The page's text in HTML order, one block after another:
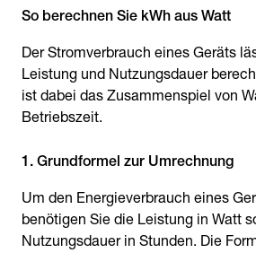
So berechnen Sie kWh aus Watt
Der Stromverbrauch eines Geräts
Leistung und Nutzungsdauer
ist dabei das Zusammenspiel von
Betriebszeit.
1. Grundformel zur Umrechnung
Um den Energieverbrauch eines
benötigen Sie die Leistung in Watt
Nutzungsdauer in Stunden. Die